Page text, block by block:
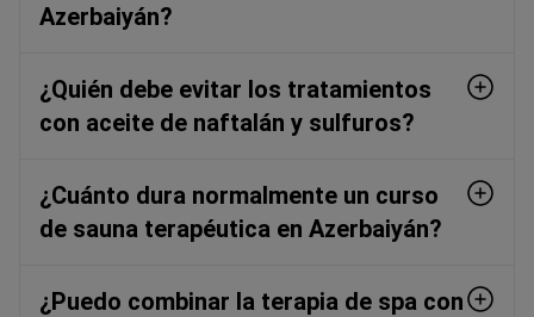
Azerbaiyán?
¿Quién debe evitar los tratamientos
con aceite de naftalán y sulfuros?
¿Cuánto dura normalmente un curso
de sauna terapéutica en Azerbaiyán?
¿Puedo combinar la terapia de spa con